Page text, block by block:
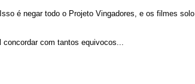
é negar todo o Projeto Vingadores, e os filmes solo
com tantos equivocos...